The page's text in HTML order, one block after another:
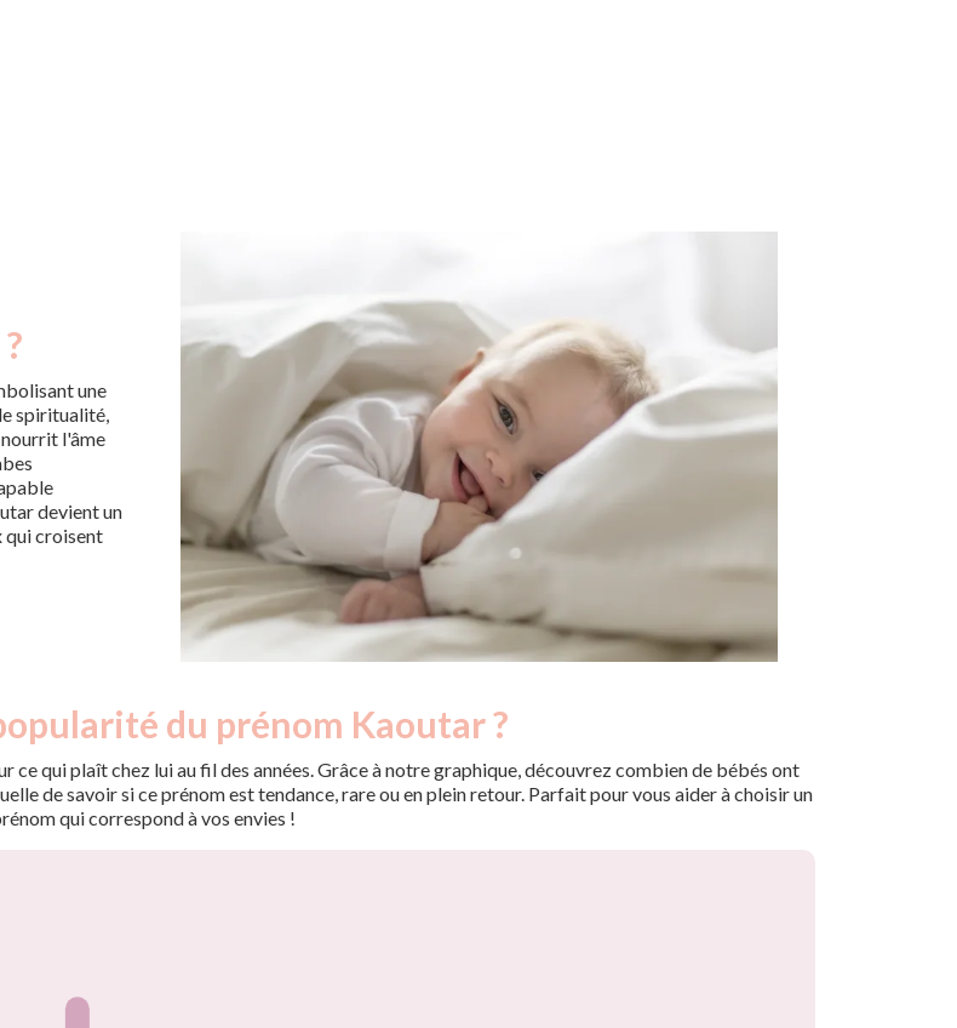
une
spiritualité,
l'âme
devient un
qui croisent
du prénom Kaoutar ?
ce qui plaît chez lui au fil des années. Grâce à notre graphique, découvrez combien de bébés ont
de savoir si ce prénom est tendance, rare ou en plein retour. Parfait pour vous aider à choisir un
qui correspond à vos envies !